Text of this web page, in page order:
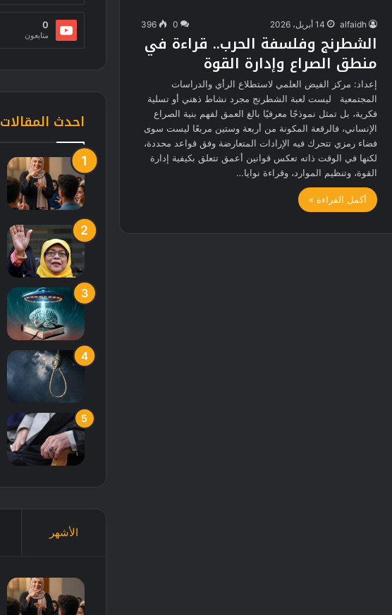
alfaidh 14 أبريل، 2026 0
396
الشطرنج وفلسفة الحرب.. قراءة في
منطق الصراع وإدارة القوة
إعداد: مركز الفيض العلمي لاستطلاع الرأي والدراسات
المجتمعية ليست لعبة الشطرنج مجرد نشاط ذهني أو تسلية
فكرية، بل تمثل نموذجًا معرفيًا بالغ العمق لفهم بنية الصراع
الإنساني، فالرقعة المكونة من أربعة وستين مربعًا ليست سوى
فضاء رمزي تتحرك فيه الإرادات المتعارضة وفق قواعد محددة،
لكنها في الوقت ذاته تعكس قوانين أعمق تتعلق بكيفية إدارة
القوة، وتنظيم الموارد، وقراءة نوايا…
أكمل القراءة »
0
متابعون
احدث المقالات
الأشهر